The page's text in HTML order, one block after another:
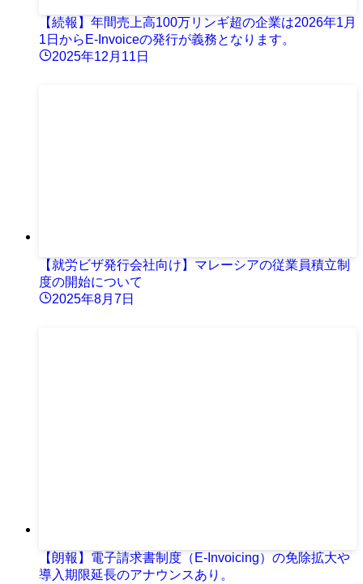
【続報】年間売上高100万リンギ超の企業は2026年1月
1日からE-Invoiceの発行が義務となります。
2025年12月11日
【就労ビザ発行会社向け】マレーシアの従業員積立制
度の開始について
2025年8月7日
【朗報】電子請求書制度（E-Invoicing）の免除拡大や
導入期限延長のアナウンスあり。